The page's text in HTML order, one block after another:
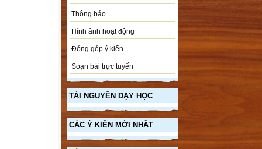
Thông báo
Hình ảnh hoạt động
Đóng góp ý kiến
Soạn bài trực tuyến
TÀI NGUYÊN DẠY HỌC
CÁC Ý KIẾN MỚI NHẤT